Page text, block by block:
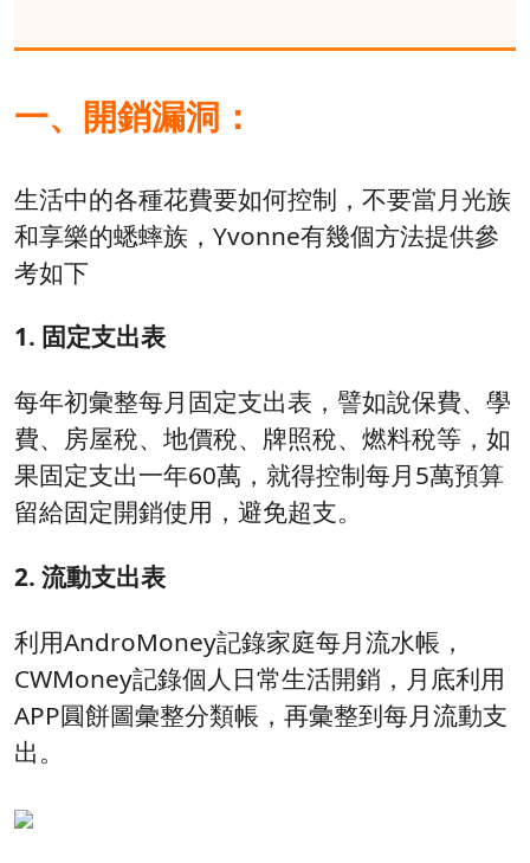
一、開銷漏洞：
生活中的各種花費要如何控制，不要當月光族
和享樂的蟋蟀族，Yvonne有幾個方法提供參
考如下
1. 固定支出表
每年初彙整每月固定支出表，譬如說保費、學
費、房屋稅、地價稅、牌照稅、燃料稅等，如
果固定支出一年60萬，就得控制每月5萬預算
留給固定開銷使用，避免超支。
2. 流動支出表
利用AndroMoney記錄家庭每月流水帳，
CWMoney記錄個人日常生活開銷，月底利用
APP圓餅圖彙整分類帳，再彙整到每月流動支
出。